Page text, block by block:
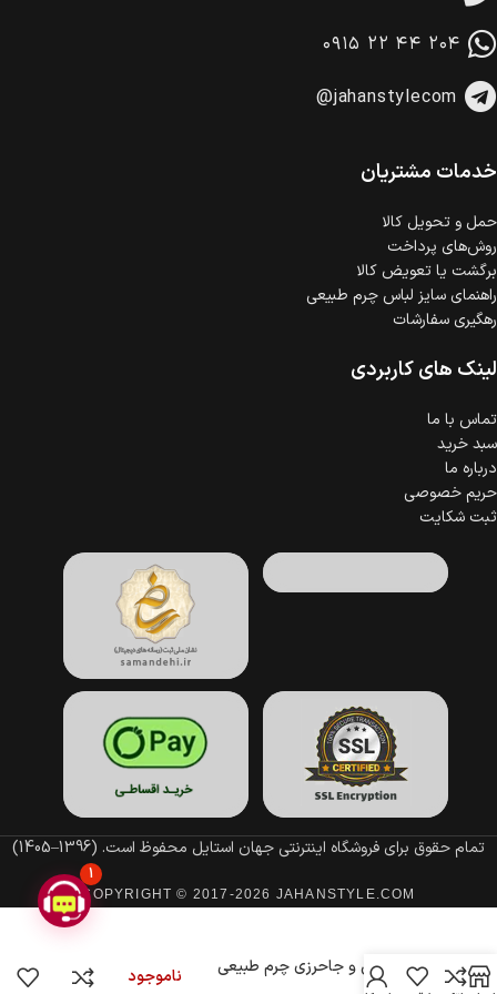
در هنگام خرید محصول، امکان انتخاب پرداخت در محل
وجود دارد.
خرید اقساطی با شرایط آسان و بدون ضامن امکان‌پذیر
است.
گارانتی معتبر برای تمامی محصولات ارائه می‌شود.
۰۹۱۵ ۲۲ ۴۴ ۲۰۴
@jahanstylecom
خدمات مشتریان
حمل‌ و تحویل کالا
روش‌های پرداخت
برگشت یا تعویض کالا
راهنمای سایز لباس چرم طبیعی
رهگیری سفارشات
لینک های کاربردی
تماس با ما
سبد خرید
درباره ما
حریم خصوصی
ثبت شکایت
تمام حقوق برای فروشگاه اینترنتی جهان استایل محفوظ است. (1396–1405)
COPYRIGHT © 2017-2026 JAHANSTYLE.COM
رومانتویی و جاحرزی چرم طبیعی
رنگ سبز
ناموجود
1